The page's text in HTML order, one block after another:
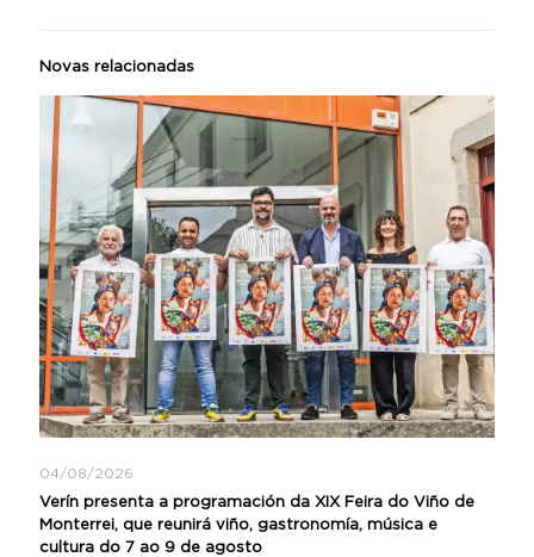
Novas relacionadas
04/08/2026
Verín presenta a programación da XIX Feira do Viño de
Monterrei, que reunirá viño, gastronomía, música e
cultura do 7 ao 9 de agosto